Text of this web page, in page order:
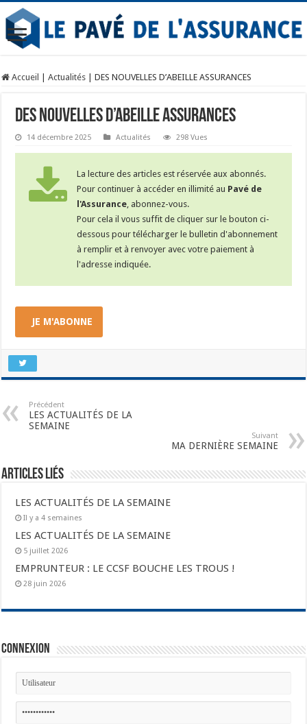
Accueil Actualités DES NOUVELLES D’ABEILLE ASSURANCES
DES NOUVELLES D’ABEILLE ASSURANCES
14 décembre 2025 Actualités 298 Vues
La lecture des articles est réservée aux abonnés.
Pour continuer à accéder en illimité au Pavé de
l'Assurance , abonnez-vous.
Pour cela il vous suffit de cliquer sur le bouton ci-
dessous pour télécharger le bulletin d'abonnement
à remplir et à renvoyer avec votre paiement à
l'adresse indiquée.
JE M'ABONNE
Précédent
LES ACTUALITÉS DE LA
SEMAINE
Suivant
MA DERNIÈRE SEMAINE
Articles liés
LES ACTUALITÉS DE LA SEMAINE
Il y a 4 semaines
LES ACTUALITÉS DE LA SEMAINE
5 juillet 2026
EMPRUNTEUR : LE CCSF BOUCHE LES TROUS !
28 juin 2026
Connexion